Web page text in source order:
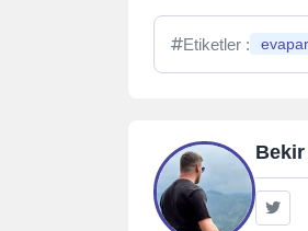
Etiketler :
Bekir